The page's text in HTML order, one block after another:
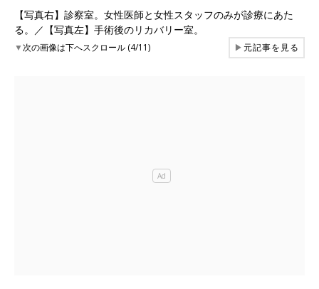
【写真右】診察室。女性医師と女性スタッフのみが診療にあた
る。／【写真左】手術後のリカバリー室。
▼次の画像は下へスクロール (4/11) ▶元記事を見る